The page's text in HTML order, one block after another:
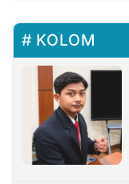
KOLOM